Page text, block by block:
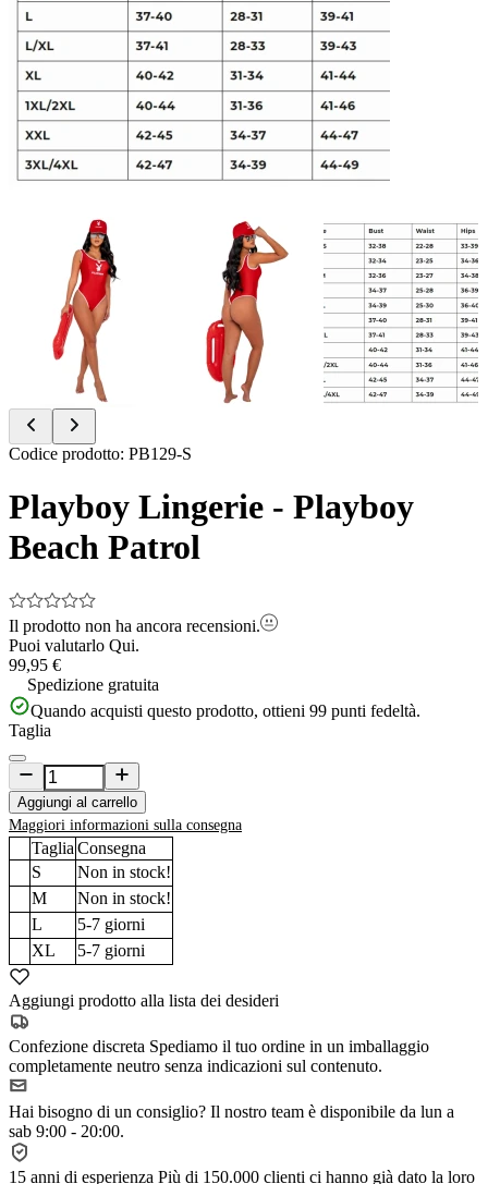
Item
of
Codice prodotto: PB129-S
Playboy Lingerie - Playboy
Beach Patrol
Il prodotto non ha ancora recensioni.
Puoi valutarlo Qui.
99,95 €
Spedizione gratuita
Quando acquisti questo prodotto, ottieni 99 punti fedeltà.
Taglia
Aggiungi al carrello
Maggiori informazioni sulla consegna
Taglia Consegna
S
Non in stock!
M
Non in stock!
L
5-7 giorni
XL
5-7 giorni
Aggiungi prodotto alla lista dei desideri
Confezione discreta Spediamo il tuo ordine in un imballaggio
completamente neutro senza indicazioni sul contenuto.
Hai bisogno di un consiglio? Il nostro team è disponibile da lun a
sab 9:00 - 20:00.
15 anni di esperienza Più di 150.000 clienti ci hanno già dato la loro